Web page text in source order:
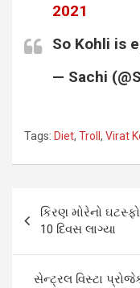
2021
So Kohli is
— Sachi
Tags: Diet, Troll , Virat
Post
navigation
કિરણ મોરેનો
10 દિવસ લાગ્યા
સેન્ટ્રલ વિસ્ટા